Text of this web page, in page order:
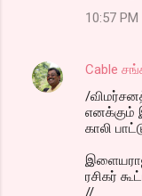
10:57 PM
Cable
/
எனக்கும்
காலி
ரசிகர்
//